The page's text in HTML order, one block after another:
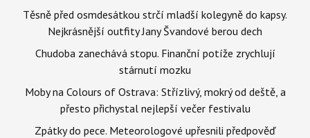
Těsně před osmdesátkou strčí mladší kolegyně do kapsy.
Nejkrásnější outfity Jany Švandové berou dech
Chudoba zanechává stopu. Finanční potíže zrychlují
stárnutí mozku
Moby na Colours of Ostrava: Střízlivý, mokrý od deště, a
přesto přichystal nejlepší večer festivalu
Zpátky do pece. Meteorologové upřesnili předpověď